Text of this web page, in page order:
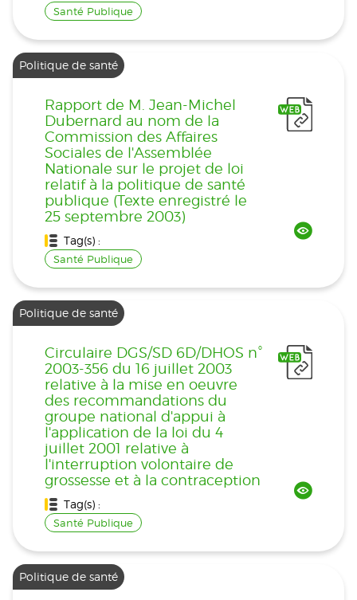
Santé Publique
Politique de santé
Rapport de M. Jean-Michel
Dubernard au nom de la
Commission des Affaires
Sociales de l'Assemblée
Nationale sur le projet de loi
relatif à la politique de santé
publique (Texte enregistré le
25 septembre 2003)
Tag(s) :
Santé Publique
Politique de santé
Circulaire DGS/SD 6D/DHOS n°
2003-356 du 16 juillet 2003
relative à la mise en oeuvre
des recommandations du
groupe national d'appui à
l'application de la loi du 4
juillet 2001 relative à
l'interruption volontaire de
grossesse et à la contraception
Tag(s) :
Santé Publique
Politique de santé